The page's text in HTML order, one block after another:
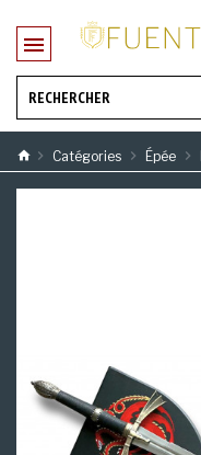
Catégories Épée